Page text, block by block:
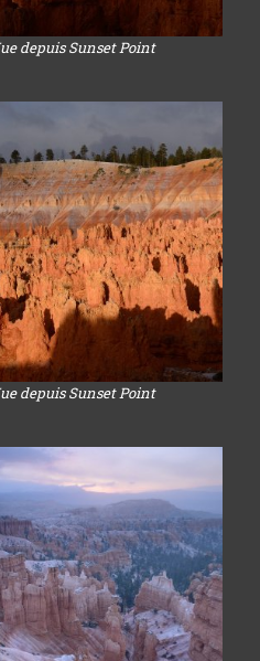
depuis Sunset Point
depuis Sunset Point